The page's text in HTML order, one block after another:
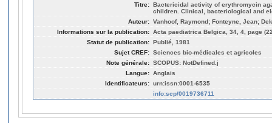
Titre: Bactericidal activity of erythromycin
children. Clinical, bacteriological and
Auteur: Vanhoof, Raymond; Fonteyne, Jean;
Informations sur la publication: Acta paediatrica Belgica, 34, 4, page
Statut de publication: Publié, 1981
Sujet CREF: Sciences bio-médicales et agricoles
Note générale: SCOPUS: NotDefined.j
Langue: Anglais
Identificateurs: urn:issn:0001-6535
info:scp/0019736711